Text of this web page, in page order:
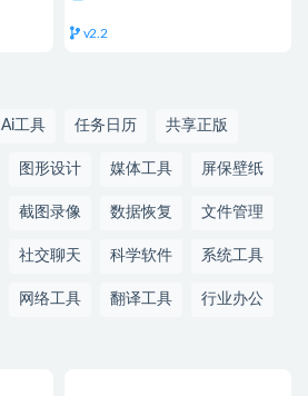
v2.2
Ai工具 任务日历 共享正版
图形设计 媒体工具 屏保壁纸
截图录像 数据恢复 文件管理
社交聊天 科学软件 系统工具
网络工具 翻译工具 行业办公